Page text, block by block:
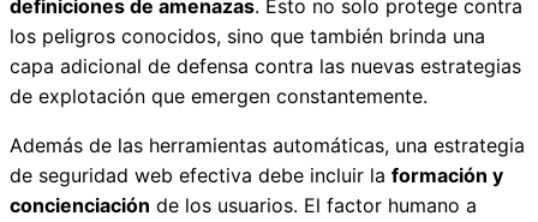
definiciones de amenazas. Esto no solo protege contra
los peligros conocidos, sino que también brinda una
capa adicional de defensa contra las nuevas estrategias
de explotación que emergen constantemente.
Además de las herramientas automáticas, una estrategia
de seguridad web efectiva debe incluir la formación y
concienciación de los usuarios. El factor humano a